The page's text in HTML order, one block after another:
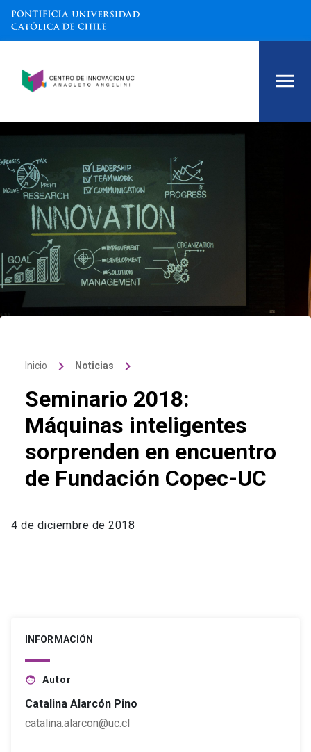
Inicio keyboard_arrow_right Noticias keyboard_arrow_right
Seminario 2018:
Máquinas inteligentes
sorprenden en encuentro
de Fundación Copec-UC
4 de diciembre de 2018
INFORMACIÓN
face Autor
Catalina Alarcón Pino
catalina.alarcon@uc.cl